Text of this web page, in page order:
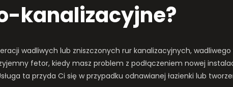
kanalizacyjne?
wadliwych lub zniszczonych rur kanalizacyjnych,
fetor, kiedy masz problem z podłączeniem nowej
ta przyda Ci się w przypadku odnawianej łazienki lub